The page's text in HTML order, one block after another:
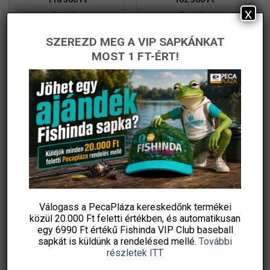
Sneci.hu
Ingyenes szállítás
Sneci.hu
KOSÁRBA TESZEM
Ingyenes szállítás
-15%
Delphin Rydax SH baitcast
orsó
28 000Ft Original
23 800FtCurrent
price
Fox rage warrior casting
reel multiplikátor orsó
20 240Ft
SZEREZD MEG A VIP SAPKÁNKAT
MOST 1 FT-ÉRT!
Válogass a PecaPláza kereskedőnk termékei
közül 20.000 Ft feletti értékben, és automatikusan
egy 6990 Ft értékű Fishinda VIP Club baseball
sapkát is küldünk a rendelésed mellé. További
részletek ITT
x